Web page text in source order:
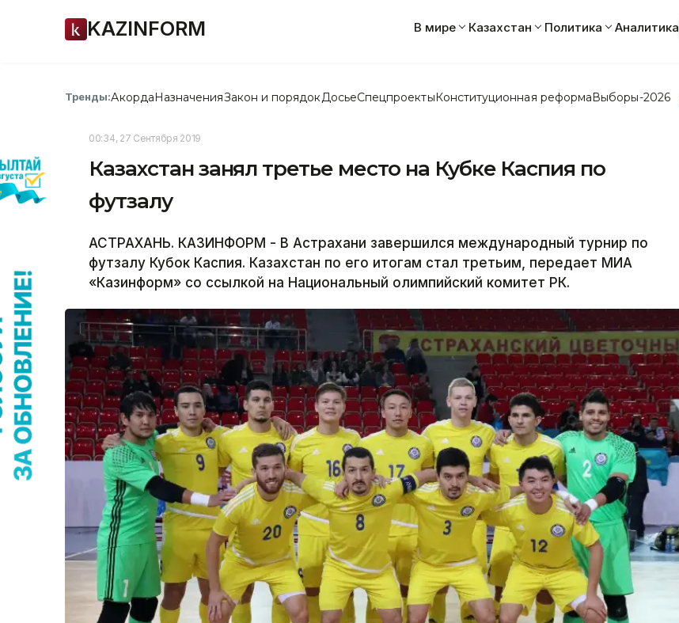
KAZINFORM В мире Казахстан Политика Аналитика
Тренды:АкордаНазначенияЗакон и порядок ДосьеСпецпроектыКонституционная реформаВыборы-2026
00:34, 27 Сентября 2019
Казахстан занял третье место на Кубке Каспия по
футзалу
АСТРАХАНЬ. КАЗИНФОРМ - В Астрахани завершился международный турнир по
футзалу Кубок Каспия. Казахстан по его итогам стал третьим, передает МИА
«Казинформ» со ссылкой на Национальный олимпийский комитет РК.